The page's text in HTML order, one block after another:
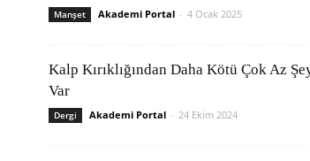
Manşet Akademi Portal - 4 Ocak 2025
Kalp Kırıklığından Daha Kötü Çok Az
Var
Dergi Akademi Portal - 24 Ekim 2024